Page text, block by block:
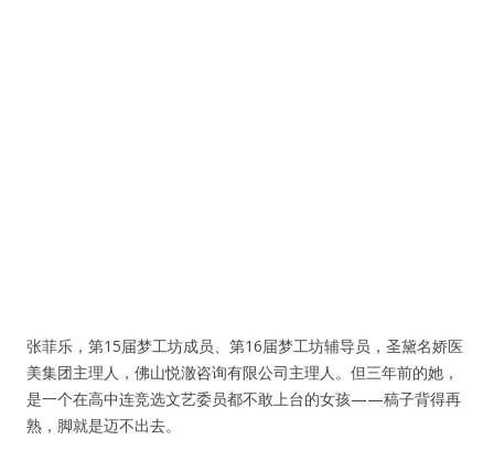
张菲乐，第15届梦工坊成员、第16届梦工坊辅导员，圣黛名娇医
美集团主理人，佛山悦澈咨询有限公司主理人。但三年前的她，
是一个在高中连竞选文艺委员都不敢上台的女孩——稿子背得再
熟，脚就是迈不出去。